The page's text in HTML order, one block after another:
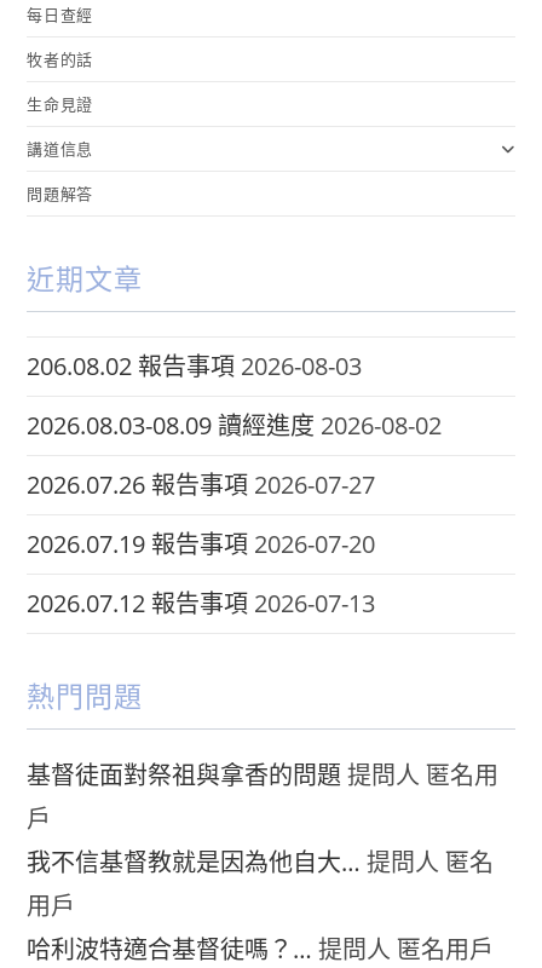
每日查經
牧者的話
生命見證
講道信息
問題解答
近期文章
206.08.02 報告事項 2026-08-03
2026.08.03-08.09 讀經進度 2026-08-02
2026.07.26 報告事項 2026-07-27
2026.07.19 報告事項 2026-07-20
2026.07.12 報告事項 2026-07-13
熱門問題
基督徒面對祭祖與拿香的問題 提問人 匿名用
戶
我不信基督教就是因為他自大… 提問人 匿名
用戶
哈利波特適合基督徒嗎？… 提問人 匿名用戶